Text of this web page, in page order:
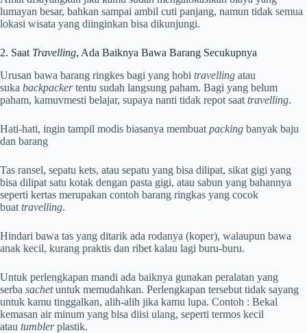
lumayan besar, bahkan sampai ambil cuti panjang, namun tidak semua
lokasi wisata yang diinginkan bisa dikunjungi.
2. Saat Travelling, Ada Baiknya Bawa Barang Secukupnya
Urusan bawa barang ringkes bagi yang hobi travelling atau
suka backpackertentu sudah langsung paham. Bagi yang belum
paham, kamuvmesti belajar, supaya nanti tidak repot saat travelling.
Hati-hati, ingin tampil modis biasanya membuat packing banyak baju
dan barang
Tas ransel, sepatu kets, atau sepatu yang bisa dilipat, sikat gigi yang
bisa dilipat satu kotak dengan pasta gigi, atau sabun yang bahannya
seperti kertas merupakan contoh barang ringkas yang cocok
buat travelling.
Hindari bawa tas yang ditarik ada rodanya (koper), walaupun bawa
anak kecil, kurang praktis dan ribet kalau lagi buru-buru.
Untuk perlengkapan mandi ada baiknya gunakan peralatan yang
serba sachetuntuk memudahkan. Perlengkapan tersebut tidak sayang
untuk kamu tinggalkan, alih-alih jika kamu lupa. Contoh : Bekal
kemasan air minum yang bisa diisi ulang, seperti termos kecil
atau tumblerplastik.